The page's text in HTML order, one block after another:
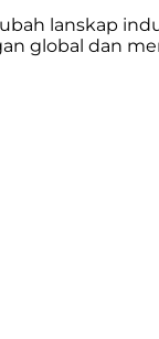
lanskap
global dan